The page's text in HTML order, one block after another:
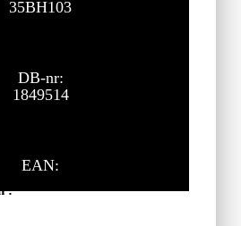
35BH103
DB-nr:
1849514
EAN:
: